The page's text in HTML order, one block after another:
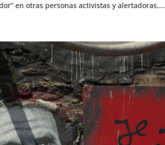
en otras personas activistas y alertadoras,...